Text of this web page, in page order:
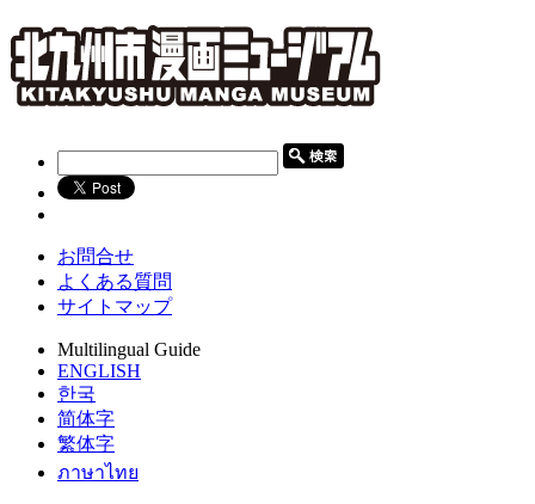
お問合せ
よくある質問
サイトマップ
Multilingual Guide
ENGLISH
한국
简体字
繁体字
ภาษาไทย